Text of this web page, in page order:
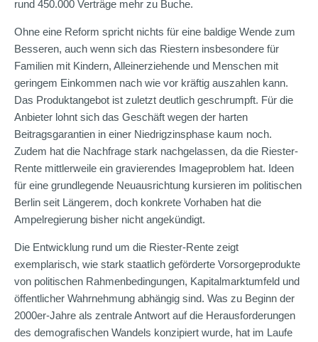
rund 450.000 Verträge mehr zu Buche.
Ohne eine Reform spricht nichts für eine baldige Wende zum
Besseren, auch wenn sich das Riestern insbesondere für
Familien mit Kindern, Alleinerziehende und Menschen mit
geringem Einkommen nach wie vor kräftig auszahlen kann.
Das Produktangebot ist zuletzt deutlich geschrumpft. Für die
Anbieter lohnt sich das Geschäft wegen der harten
Beitragsgarantien in einer Niedrigzinsphase kaum noch.
Zudem hat die Nachfrage stark nachgelassen, da die Riester-
Rente mittlerweile ein gravierendes Imageproblem hat. Ideen
für eine grundlegende Neuausrichtung kursieren im politischen
Berlin seit Längerem, doch konkrete Vorhaben hat die
Ampelregierung bisher nicht angekündigt.
Die Entwicklung rund um die Riester-Rente zeigt
exemplarisch, wie stark staatlich geförderte Vorsorgeprodukte
von politischen Rahmenbedingungen, Kapitalmarktumfeld und
öffentlicher Wahrnehmung abhängig sind. Was zu Beginn der
2000er-Jahre als zentrale Antwort auf die Herausforderungen
des demografischen Wandels konzipiert wurde, hat im Laufe